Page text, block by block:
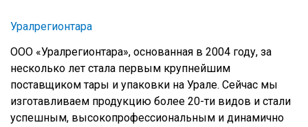
Уралрегионтара
ООО «Уралрегионтара», основанная в 2004 году, за
несколько лет стала первым крупнейшим
поставщиком тары и упаковки на Урале. Сейчас мы
изготавливаем продукцию более 20-ти видов и стали
успешным, высокопрофессиональным и динамично